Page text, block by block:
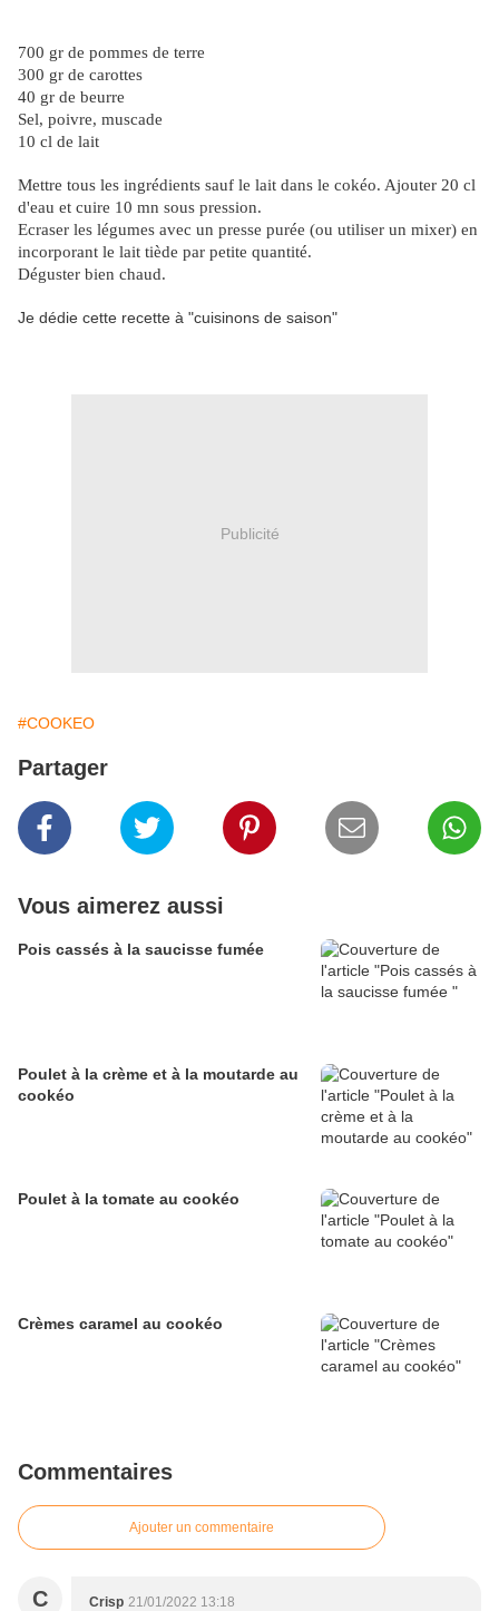
700 gr de pommes de terre
300 gr de carottes
40 gr de beurre
Sel, poivre, muscade
10 cl de lait
Mettre tous les ingrédients sauf le lait dans le cokéo. Ajouter 20 cl
d'eau et cuire 10 mn sous pression.
Ecraser les légumes avec un presse purée (ou utiliser un mixer) en
incorporant le lait tiède par petite quantité.
Déguster bien chaud.
Je dédie cette recette à "cuisinons de saison"
Publicité
#COOKEO
Partager
Vous aimerez aussi
Pois cassés à la saucisse fumée
Poulet à la crème et à la moutarde au
cookéo
Poulet à la tomate au cookéo
Crèmes caramel au cookéo
Commentaires
Ajouter un commentaire
C Crisp 21/01/2022 13:18